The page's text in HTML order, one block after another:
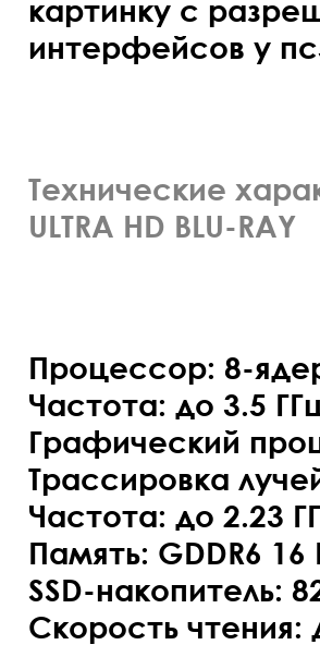
картинку с
интерфейсов у
Технические
ULTRA HD BLU-RAY
Процессор: 8-
Частота: до 3.5
Графический
Трассировка
Частота: до 2.23
Память: GDDR6
SSD-накопитель:
Скорость чтения: